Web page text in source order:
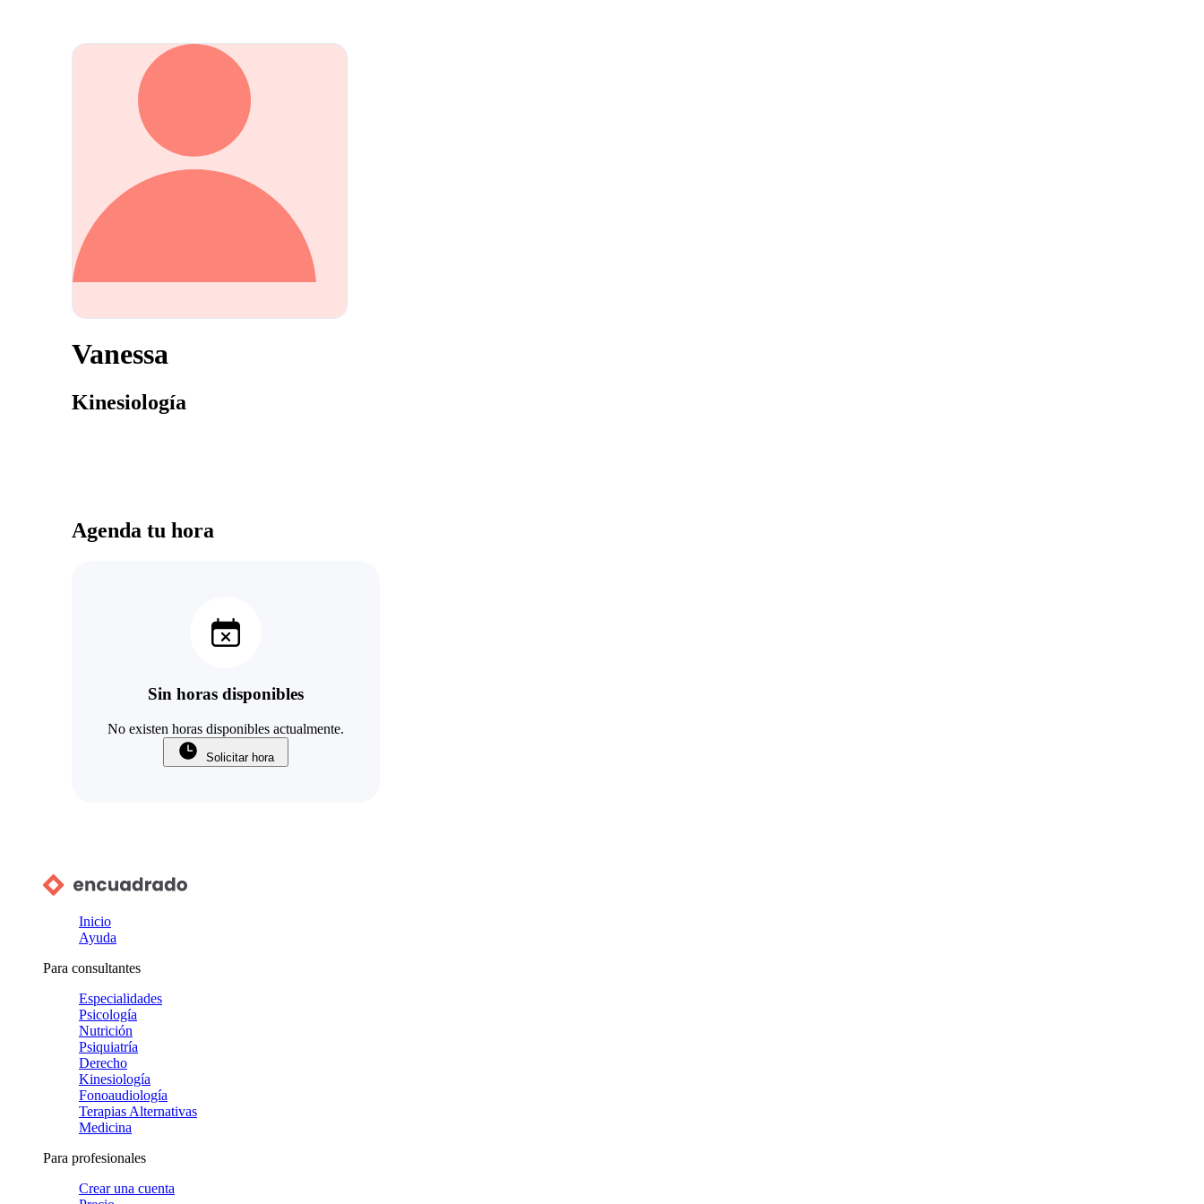
Vanessa
Kinesiología
Agenda tu hora
Sin horas disponibles
No existen horas disponibles actualmente.
Solicitar hora
Inicio
Ayuda
Para consultantes
Especialidades
Psicología
Nutrición
Psiquiatría
Derecho
Kinesiología
Fonoaudiología
Terapias Alternativas
Medicina
Para profesionales
Crear una cuenta